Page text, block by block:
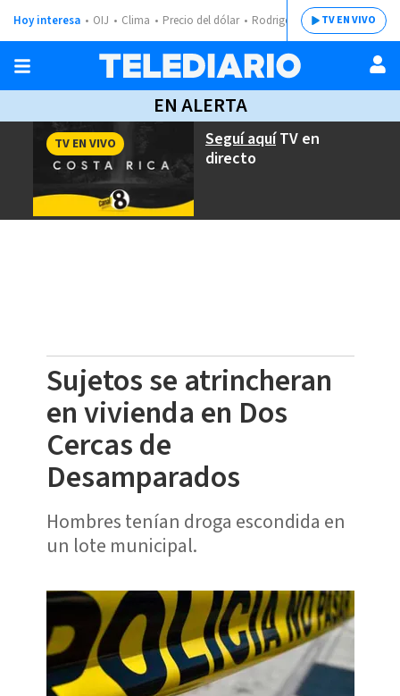
Hoy interesa OIJ Clima Precio del dólar Rodrigo ChavesTV EN VIVO
EN ALERTA
Seguí aquíTV en
directo
TV EN VIVO
Sujetos se atrincheran
en vivienda en Dos
Cercas de
Desamparados
Hombres tenían droga escondida en
un lote municipal.